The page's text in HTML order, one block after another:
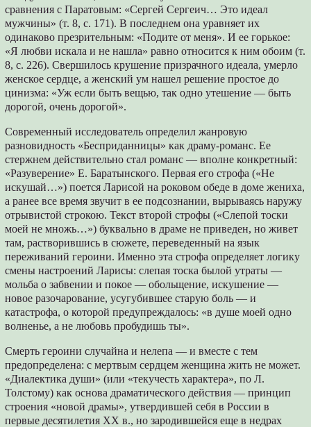
сравнения с Паратовым: «Сергей Сергеич… Это идеал
мужчины» (т. 8, с. 171). В последнем она уравняет их
одинаково презрительным: «Подите от меня». И ее горькое:
«Я любви искала и не нашла» равно относится к ним обоим (т.
8, с. 226). Свершилось крушение призрачного идеала, умерло
женское сердце, а женский ум нашел решение простое до
цинизма: «Уж если быть вещью, так одно утешение — быть
дорогой, очень дорогой».
Современный исследователь определил жанровую
разновидность «Бесприданницы» как драму-романс. Ее
стержнем действительно стал романс — вполне конкретный:
«Разуверение» Е. Баратынского. Первая его строфа («Не
искушай…») поется Ларисой на роковом обеде в доме жениха,
а ранее все время звучит в ее подсознании, вырываясь наружу
отрывистой строкою. Текст второй строфы («Слепой тоски
моей не множь…») буквально в драме не приведен, но живет
там, растворившись в сюжете, переведенный на язык
переживаний героини. Именно эта строфа определяет логику
смены настроений Ларисы: слепая тоска былой утраты —
мольба о забвении и покое — обольщение, искушение —
новое разочарование, усугубившее старую боль — и
катастрофа, о которой предупреждалось: «в душе моей одно
волненье, а не любовь пробудишь ты».
Смерть героини случайна и нелепа — и вместе с тем
предопределена: с мертвым сердцем женщина жить не может.
«Диалектика души» (или «текучесть характера», по Л.
Толстому) как основа драматического действия — принцип
строения «новой драмы», утвердившей себя в России в
первые десятилетия ХХ в., но зародившейся еще в недрах